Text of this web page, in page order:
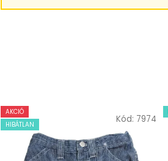
AKCIÓ
HIBÁTLAN
Kód: 7974